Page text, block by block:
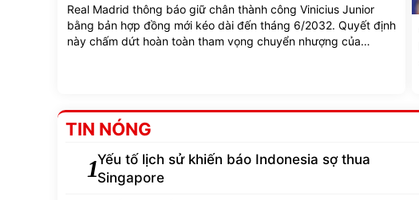
Real Madrid thông báo giữ chân thành công Vinicius Junior
bằng bản hợp đồng mới kéo dài đến tháng 6/2032. Quyết định
này chấm dứt hoàn toàn tham vọng chuyển nhượng của
TIN NÓNG
1Yếu tố lịch sử khiến báo Indonesia sợ thua
Singapore